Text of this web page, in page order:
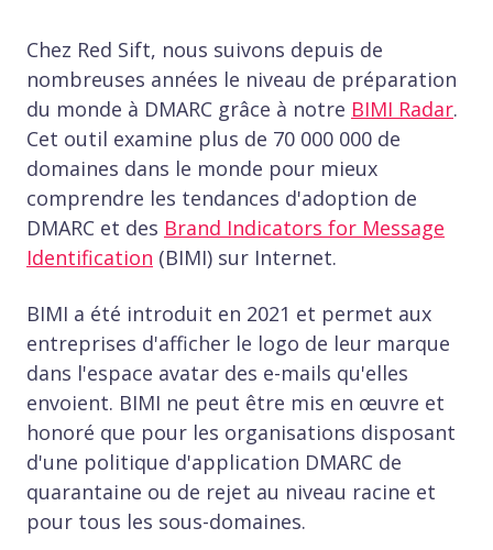
Chez Red Sift, nous suivons depuis de
nombreuses années le niveau de préparation
du monde à DMARC grâce à notre BIMI Radar.
Cet outil examine plus de 70 000 000 de
domaines dans le monde pour mieux
comprendre les tendances d'adoption de
DMARC et des Brand Indicators for Message
Identification (BIMI) sur Internet.
BIMI a été introduit en 2021 et permet aux
entreprises d'afficher le logo de leur marque
dans l'espace avatar des e-mails qu'elles
envoient. BIMI ne peut être mis en œuvre et
honoré que pour les organisations disposant
d'une politique d'application DMARC de
quarantaine ou de rejet au niveau racine et
pour tous les sous-domaines.